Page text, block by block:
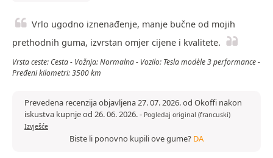
Vrlo ugodno iznenađenje, manje bučne od mojih
prethodnih guma, izvrstan omjer cijene i kvalitete.
Vrsta ceste: Cesta - Vožnja: Normalna - Vozilo: Tesla modèle 3 performance -
Pređeni kilometri: 3500 km
Prevedena recenzija objavljena 27. 07. 2026. od Okoffi nakon
iskustva kupnje od 26. 06. 2026.- Pogledaj original (francuski)
Izvješće
Biste li ponovno kupili ove gume? DA